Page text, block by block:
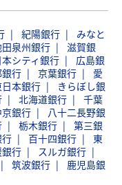
紀陽銀行
みなと
泉州銀行
滋賀銀
シティ銀行
広島銀
行 京葉銀行
愛
日本銀行
きらぼし銀
北海道銀行
千葉
京銀行
八十二長野銀
栃木銀行
第三銀
百十四銀行
東
行
スルガ銀行
筑波銀行
鹿児島銀